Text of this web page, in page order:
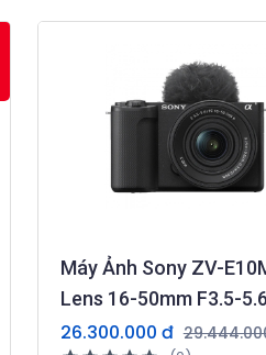
Máy Ảnh Sony ZV-
Lens 16-50mm F3.5-5.6
26.300.000 đ